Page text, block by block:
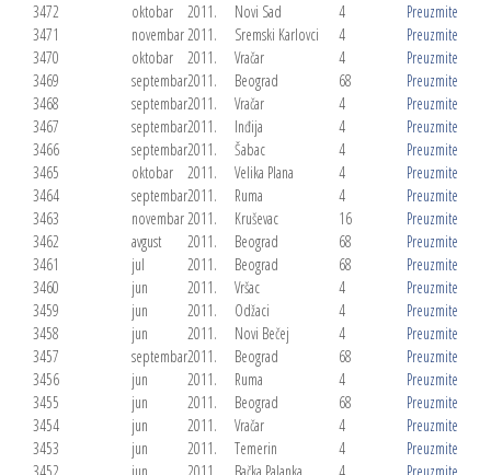
3472
oktobar 2011. Novi Sad 4
Preuzmite
3471
novembar2011. Sremski Karlovci 4
Preuzmite
3470
oktobar 2011. Vračar 4
Preuzmite
3469
septembar2011. Beograd 68
Preuzmite
3468
septembar2011. Vračar 4
Preuzmite
3467
septembar2011. Inđija 4
Preuzmite
3466
septembar2011. Šabac 4
Preuzmite
3465
oktobar 2011. Velika Plana 4
Preuzmite
3464
septembar2011. Ruma 4
Preuzmite
3463
novembar2011. Kruševac 16
Preuzmite
3462
avgust 2011. Beograd 68
Preuzmite
3461
jul 2011. Beograd 68
Preuzmite
3460
jun 2011. Vršac 4
Preuzmite
3459
jun 2011. Odžaci 4
Preuzmite
3458
jun 2011. Novi Bečej 4
Preuzmite
3457
septembar2011. Beograd 68
Preuzmite
3456
jun 2011. Ruma 4
Preuzmite
3455
jun 2011. Beograd 68
Preuzmite
3454
jun 2011. Vračar 4
Preuzmite
3453
jun 2011. Temerin 4
Preuzmite